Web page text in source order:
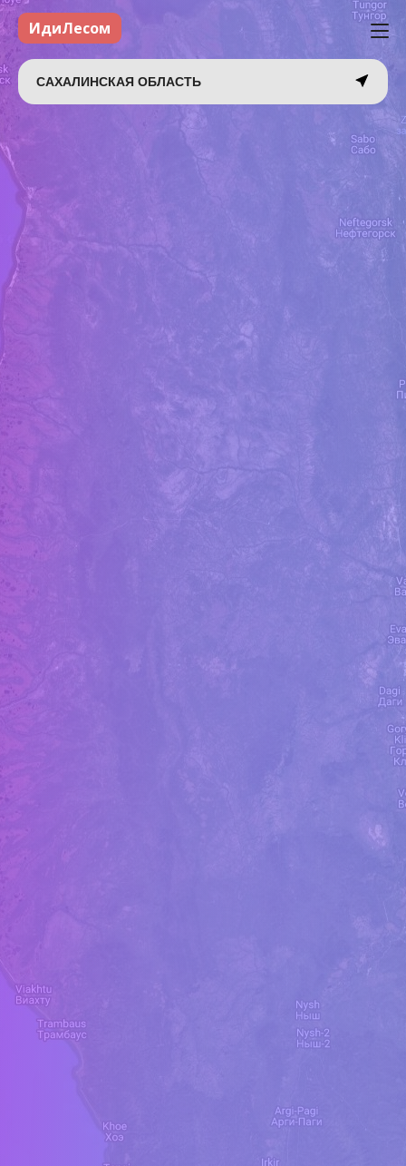
ИдиЛесом
САХАЛИНСКАЯ ОБЛАСТЬ